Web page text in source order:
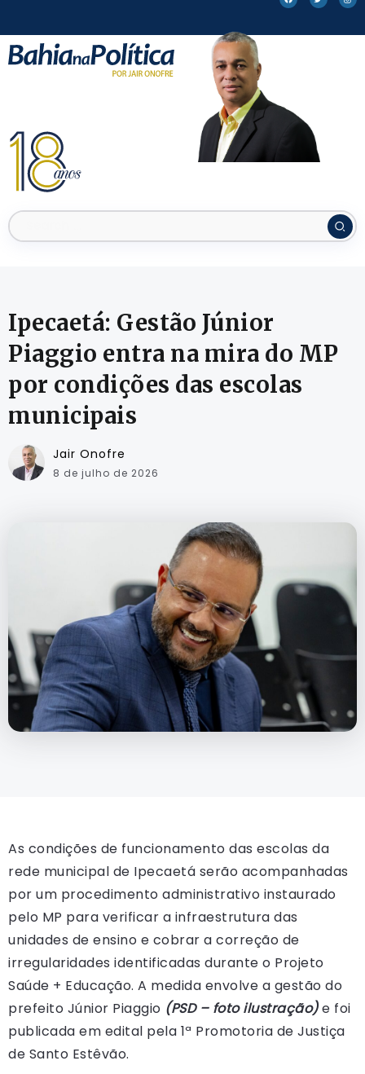
Ipecaetá: Gestão Júnior
Piaggio entra na mira do MP
por condições das escolas
municipais
Jair Onofre
8 de julho de 2026
As condições de funcionamento das escolas da
rede municipal de Ipecaetá serão acompanhadas
por um procedimento administrativo instaurado
pelo MP para verificar a infraestrutura das
unidades de ensino e cobrar a correção de
irregularidades identificadas durante o Projeto
Saúde + Educação. A medida envolve a gestão do
prefeito Júnior Piaggio (PSD – foto ilustração)e foi
publicada em edital pela 1ª Promotoria de Justiça
de Santo Estêvão.